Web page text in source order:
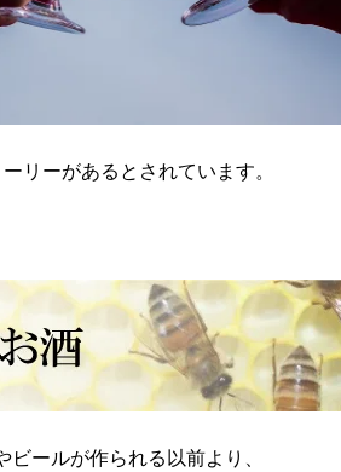
リーがあるとされています。
ールが作られる以前より、